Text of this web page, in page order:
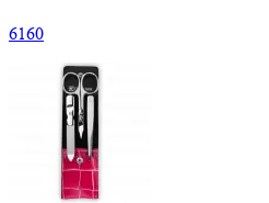
6160